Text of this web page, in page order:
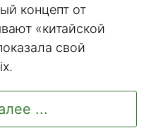
концепт от
«китайской
свой
...